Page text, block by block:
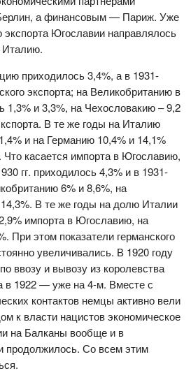
а финансовым — Париж. Уже
экспорта Югославии направлялось
Италию.
приходилось 3,4%, а в 1931-
экспорта; на Великобританию в
1,3% и 3,3%, на Чехословакию – 9,2
В те же годы на Италию
и на Германию 10,4% и 14,1%
Что касается импорта в Югославию,
гг. приходилось 4,3% и в 1931-
6% и 8,6%, на
В те же годы на долю Италии
импорта в Югославию, на
При этом показатели германского
увеличивались. В 1920 году
ввозу и вывозу из королевства
1922 — уже на 4-м. Вместе с
контактов немцы активно вели
к власти нацистов экономическое
на Балканы вообще и в
продолжилось. Со всем этим